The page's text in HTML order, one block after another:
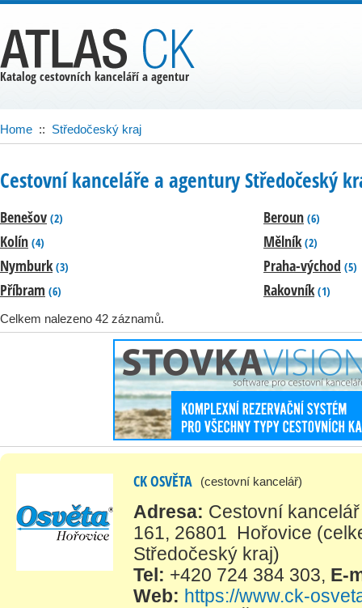
Home :: Středočeský kraj
Cestovní kanceláře a agentury Středočeský
Benešov (2) Beroun (6)
Kolín (4) Mělník (2)
Nymburk (3) Praha-východ (5)
Příbram (6) Rakovník (1)
Celkem nalezeno 42 záznamů.
CK OSVĚTA (cestovní kancelář)
Adresa: Cestovní
161, 26801 Hořovice
Středočeský kraj)
Tel: +420 724 384 303, E-
Web: https://www.ck-
Katalog cestovních kanceláří a agentur